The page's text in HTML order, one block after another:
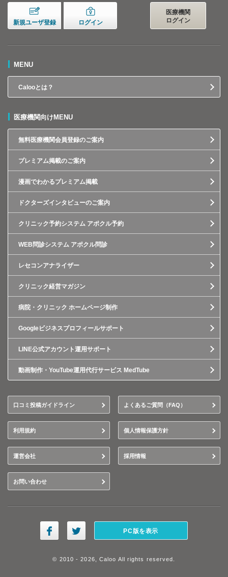
新規ユーザ登録 ログイン
医療機関
ログイン
MENU
Calooとは？
医療機関向けMENU
無料医療機関会員登録のご案内
プレミアム掲載のご案内
漫画でわかるプレミアム掲載
ドクターズインタビューのご案内
クリニック予約システム アポクル予約
WEB問診システム アポクル問診
レセコンアナライザー
クリニック経営マガジン
病院・クリニック ホームページ制作
Googleビジネスプロフィールサポート
LINE公式アカウント運用サポート
動画制作・YouTube運用代行サービス MedTube
口コミ投稿ガイドライン よくあるご質問（FAQ）
利用規約 個人情報保護方針
運営会社 採用情報
お問い合わせ
PC版を表示
© 2010 - 2026, Caloo All rights reserved.